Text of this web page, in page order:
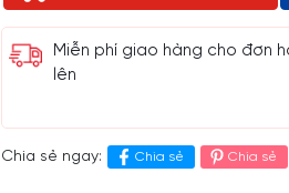
Miễn phí giao hàng cho đơn
lên
Chia sẻ ngay: Chia sẻ Chia sẻ